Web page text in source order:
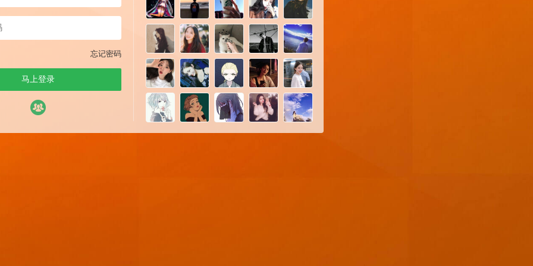
忘记密码
马上登录